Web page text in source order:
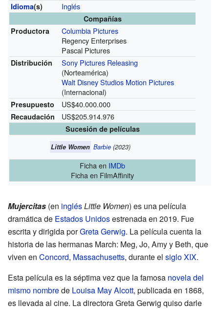
Idioma(s) Inglés
Compañías
Productora
Columbia Pictures
Regency Enterprises
Pascal Pictures
Distribución
Sony Pictures Releasing
(Norteamérica)
Walt Disney Studios Motion Pictures
(Internacional)
Presupuesto US$40.000.000
Recaudación US$205.914.976
Sucesión de películas
Little Women Barbie(2023)
Ficha en IMDb
Ficha en FilmAffinity
Mujercitas (en inglésLittle Women) es una película
dramática de Estados Unidosestrenada en 2019. Fue
escrita y dirigida porGreta Gerwig. La película cuenta la
historia de las hermanas March: Meg, Jo, Amy y Beth, que
viven en Concord, Massachusetts, durante el siglo XIX.
Esta película es la séptima vez que la famosa novela del
mismo nombrede Louisa May Alcott, publicada en 1868,
es llevada al cine. La directora Greta Gerwig quiso darle